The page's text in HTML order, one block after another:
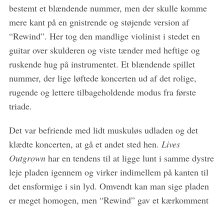
bestemt et blændende nummer, men der skulle komme
mere kant på en gnistrende og støjende version af
“Rewind”. Her tog den mandlige violinist i stedet en
guitar over skulderen og viste tænder med heftige og
ruskende hug på instrumentet. Et blændende spillet
nummer, der lige løftede koncerten ud af det rolige,
rugende og lettere tilbageholdende modus fra første
triade.
Det var befriende med lidt muskuløs udladen og det
klædte koncerten, at gå et andet sted hen. Lives
Outgrownhar en tendens til at ligge lunt i samme dystre
leje pladen igennem og virker indimellem på kanten til
det ensformige i sin lyd. Omvendt kan man sige pladen
er meget homogen, men “Rewind” gav et kærkomment